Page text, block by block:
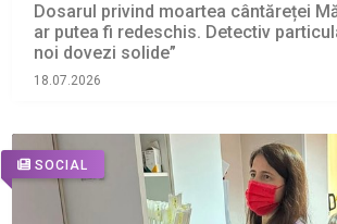
Dosarul privind moartea cântăreței
ar putea fi redeschis. Detectiv
noi dovezi solide”
18.07.2026
SOCIAL